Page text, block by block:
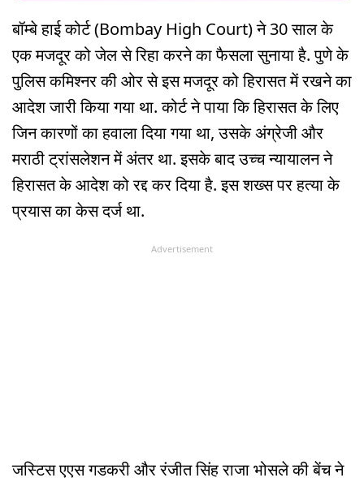
बॉम्बे हाई कोर्ट (Bombay High Court) ने 30 साल के
एक मजदूर को जेल से रिहा करने का फैसला सुनाया है. पुणे के
पुलिस कमिश्नर की ओर से इस मजदूर को हिरासत में रखने का
आदेश जारी किया गया था. कोर्ट ने पाया कि हिरासत के लिए
जिन कारणों का हवाला दिया गया था, उसके अंग्रेजी और
मराठी ट्रांसलेशन में अंतर था. इसके बाद उच्च न्यायालन ने
हिरासत के आदेश को रद्द कर दिया है. इस शख्स पर हत्या के
प्रयास का केस दर्ज था.
Advertisement
जस्टिस एएस गडकरी और रंजीत सिंह राजा भोसले की बेंच ने